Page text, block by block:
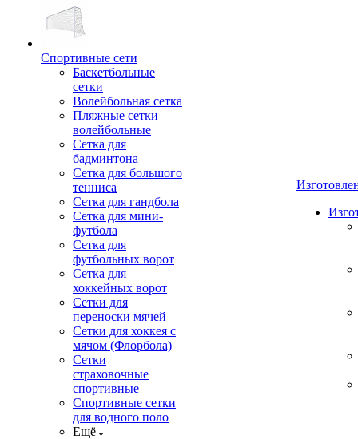
Спортивные сети
Баскетбольные
сетки
Волейбольная сетка
Пляжные сетки
волейбольные
Сетка для
бадминтона
Сетка для большого
тенниса
Сетка для гандбола
Сетка для мини-
футбола
Сетка для
футбольных ворот
Сетка для
хоккейных ворот
Сетки для
переноски мячей
Сетки для хоккея с
мячом (Флорбола)
Сетки
страховочные
спортивные
Спортивные сетки
для водного поло
Ещё